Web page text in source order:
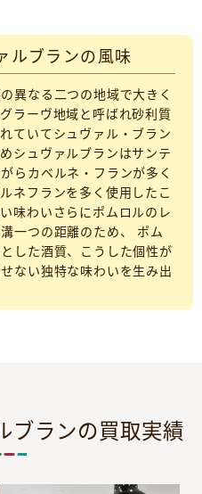
ルブランの風味
異なる二つの地域で大きく
ラーヴ地域と呼ばれ砂利質
ていてシュヴァル・ブラン
シュヴァルブランはサンテ
らカベルネ・フランが多く
ネフランを多く使用したこ
味わいさらにポムロルのレ
一つの距離のため、 ポム
した酒質、こうした個性が
ない独特な味わいを生み出
ブランの買取実績